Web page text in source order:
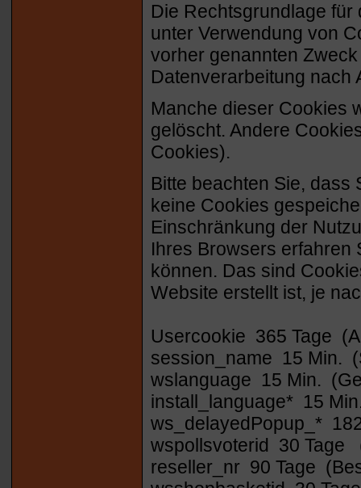
Die Rechtsgrundlage
unter Verwendung von
vorher genannten
Datenverarbeitung nach
Manche dieser Cookies
gelöscht. Andere
Cookies).
Bitte beachten Sie,
keine Cookies
Einschränkung der
Ihres Browsers erfahren
können. Das sind
Website erstellt ist, je
Usercookie 365 Tage
session_name 15 Min.
wslanguage 15 Min.
install_language* 15
ws_delayedPopup_*
wspollsvoterid 30 Tage
reseller_nr 90 Tage